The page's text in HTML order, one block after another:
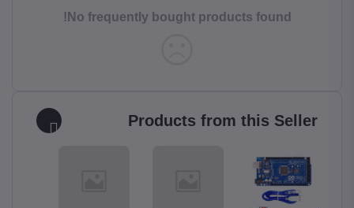
No frequently bought products found!
Products from this Seller